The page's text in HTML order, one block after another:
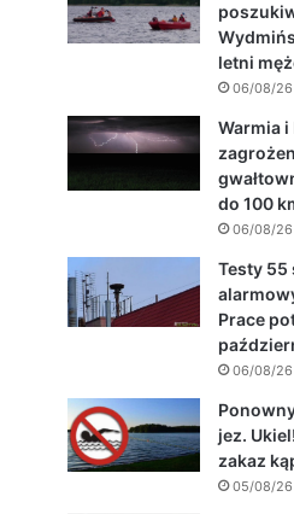
letni
06/08/26
Warmia
do 100
06/08/26
Testy 55
Prace
06/08/26
jez.
zakaz
05/08/26